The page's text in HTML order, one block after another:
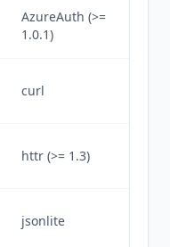
AzureAuth (>=
1.0.1)
curl
httr (>= 1.3)
jsonlite